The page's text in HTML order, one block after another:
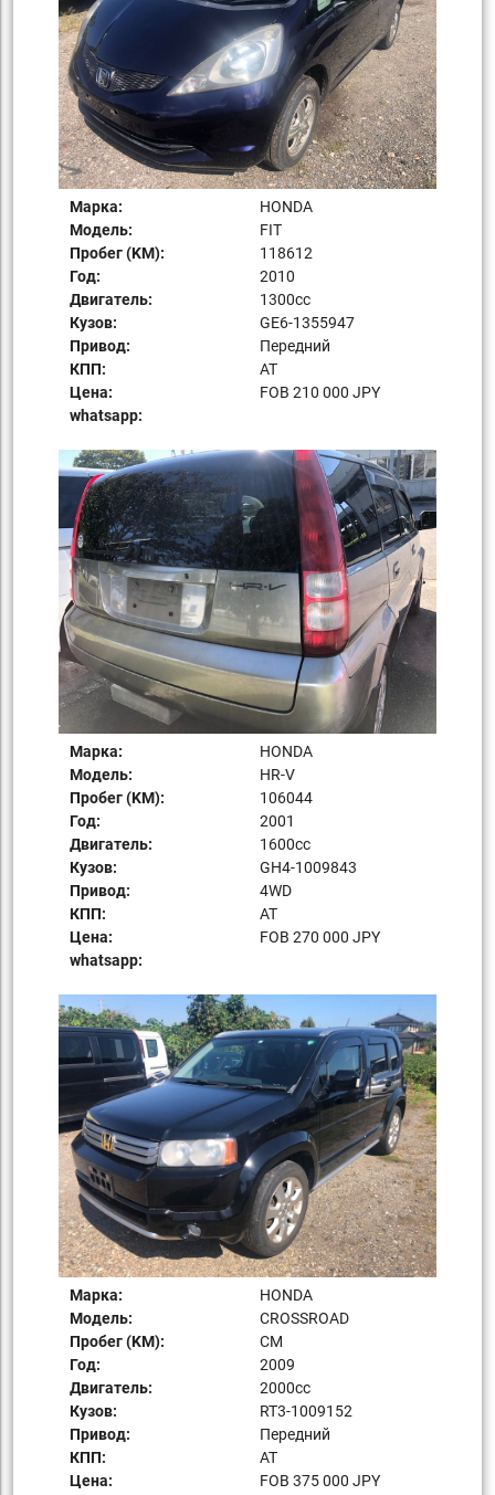
Марка:
HONDA
Модель:
FIT
Пробег (KM):
118612
Год:
2010
Двигатель:
1300сс
Кузов:
GE6-1355947
Привод:
Передний
КПП:
AT
Цена:
FOB 210 000 JPY
whatsapp:
Марка:
HONDA
Модель:
HR-V
Пробег (KM):
106044
Год:
2001
Двигатель:
1600сс
Кузов:
GH4-1009843
Привод:
4WD
КПП:
AT
Цена:
FOB 270 000 JPY
whatsapp:
Марка:
HONDA
Модель:
CROSSROAD
Пробег (KM):
СМ
Год:
2009
Двигатель:
2000сс
Кузов:
RT3-1009152
Привод:
Передний
КПП:
AT
Цена:
FOB 375 000 JPY